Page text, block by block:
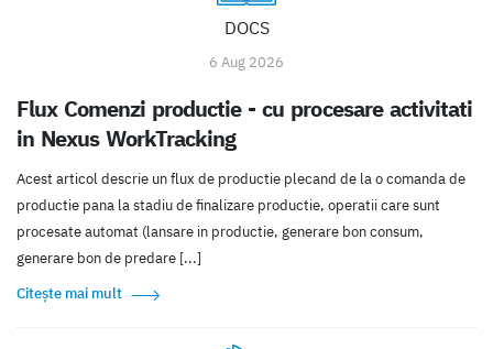
DOCS
6 Aug 2026
Flux Comenzi productie - cu procesare activitati
in Nexus WorkTracking
Acest articol descrie un flux de productie plecand de la o comanda de
productie pana la stadiu de finalizare productie, operatii care sunt
procesate automat (lansare in productie, generare bon consum,
generare bon de predare [...]
Citește mai mult